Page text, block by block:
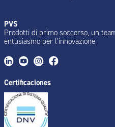
PVS
Prodotti di primo soccorso, un
entusiasmo per l’innovazione
Certificaciones